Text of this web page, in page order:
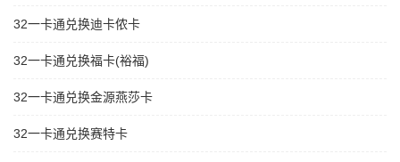
32一卡通兑换迪卡侬卡
32一卡通兑换福卡(裕福)
32一卡通兑换金源燕莎卡
32一卡通兑换赛特卡